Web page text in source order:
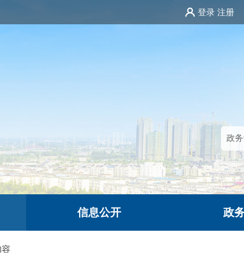
登录 注册
信息公开 政